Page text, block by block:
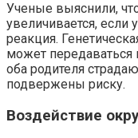
Ученые выяснили,
увеличивается, если
реакция.
может передаваться
оба родителя
подвержены риску.
Воздействие